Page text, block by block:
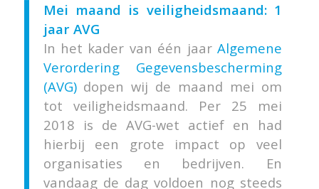
Mei maand is veiligheidsmaand: 1
jaar AVG
In het kader van één jaar Algemene
Verordering Gegevensbescherming
(AVG)dopen wij de maand mei om
tot veiligheidsmaand. Per 25 mei
2018 is de AVG-wet actief en had
hierbij een grote impact op veel
organisaties en bedrijven. En
vandaag de dag voldoen nog steeds